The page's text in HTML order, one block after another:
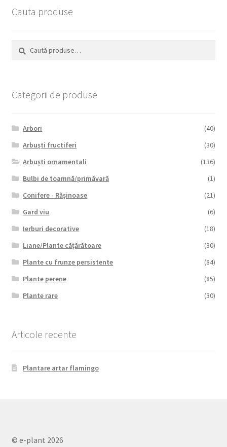
Cauta produse
Caută
după:
Caută
Categorii de produse
Arbori
(40)
Arbuști fructiferi
(30)
Arbuști ornamentali
(136)
Bulbi de toamnă/primăvară
(1)
Conifere - Rășinoase
(21)
Gard viu
(6)
Ierburi decorative
(18)
Liane/Plante cățărătoare
(30)
Plante cu frunze persistente
(84)
Plante perene
(85)
Plante rare
(30)
Articole recente
Plantare artar flamingo
© e-plant 2026